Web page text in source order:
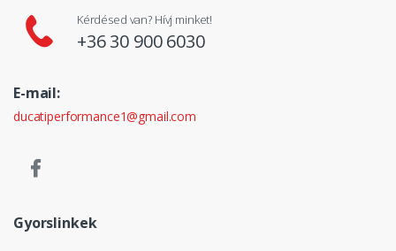
Kérdésed van? Hívj minket!
+36 30 900 6030
E-mail:
ducatiperformance1@gmail.com
Gyorslinkek